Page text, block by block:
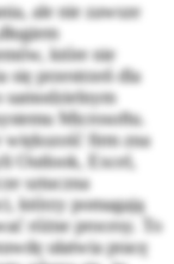
ale nie zawsze
które nie
się przestrzeń dla
samodzielnym
Microsoftu.
większość firm zna
Outlook, Excel,
sztuczna
którzy pomagają
różne procesy. To
ułatwia pracę